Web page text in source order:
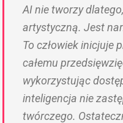
AI nie tworzy
artystyczną. Jest
To człowiek inicjuje
całemu
wykorzystując
inteligencja nie
twórczego.